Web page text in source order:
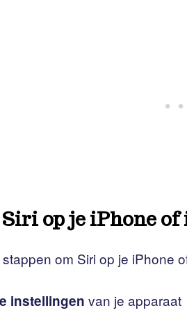
Siri op je iPhone
om Siri op je iPhone
instellingen van je apparaat